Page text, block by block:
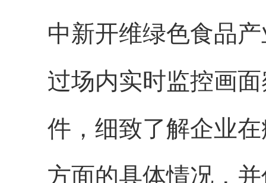
中新开维绿色食品
过场内实时监控画
件，细致了解企业
方面的具体情况，